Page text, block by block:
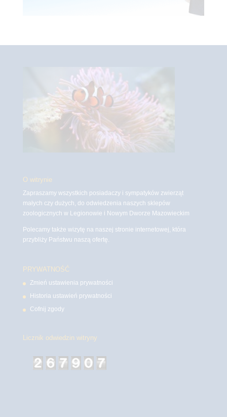
O witrynie
Zapraszamy wszystkich posiadaczy i sympatyków zwierząt
małych czy dużych, do odwiedzenia naszych sklepów
zoologicznych w Legionowie i Nowym Dworze Mazowieckim
Polecamy także wizytę na naszej stronie internetowej, która
przybliży Państwu naszą ofertę.
PRYWATNOŚĆ
Zmień ustawienia prywatności
Historia ustawień prywatności
Cofnij zgody
Licznik odwiedzin witryny